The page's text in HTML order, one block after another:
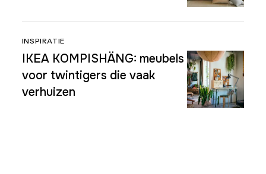
INSPIRATIE
IKEA KOMPISHÄNG: meubels
voor twintigers die vaak
verhuizen